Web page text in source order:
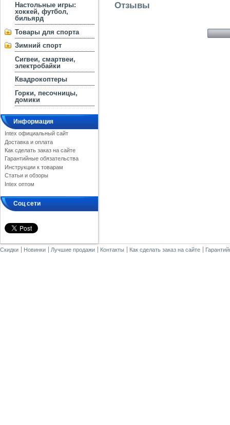
Настольные игры:
хоккей, футбол,
бильярд
Товары для спорта
Зимний спорт
Сигвеи, смартвеи,
электробайки
Квадрокоптеры
Горки, песочницы,
домики
Информация
Intex официальный сайт
Доставка и оплата
Как сделать заказ на сайте
Гарантийные обязательства
Инструкции к товарам
Статьи и обзоры
Intex оптом
Соц сети
Отзывы
Скидки Новинки Лучшие продажи Контакты Как сделать заказ на сайте